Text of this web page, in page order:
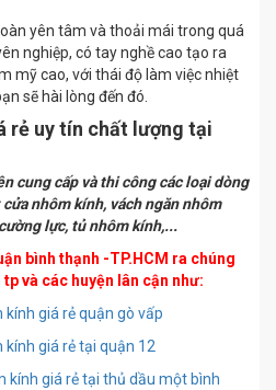
yên tâm và thoải mái trong quá
nghiệp, có tay nghề cao tạo ra
mỹ cao, với thái độ làm việc nhiệt
sẽ hài lòng đến đó.
rẻ uy tín chất lượng tại
cung cấp và thi công các loại dòng
nhôm kính, vách ngăn nhôm
lực, tủ nhôm kính,...
bình thạnh -TP.HCM ra chúng
và các huyện lân cận như:
giá rẻ quận gò vấp
giá rẻ tại quận 12
kính giá rẻ tại thủ dầu một bình